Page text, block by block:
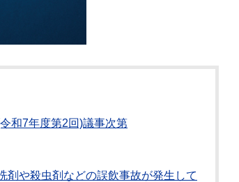
和7年度第2回)議事次第
剤や殺虫剤などの誤飲事故が発生して